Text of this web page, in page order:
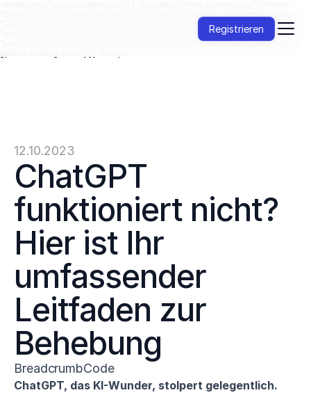
"BreadcrumbList", "itemListElement": [ { "@type": "ListItem", "position": 1, "name":
"ChatGPT ", "item": "https://jenni.ai/chat-gpt" }, { "@type": "ListItem", "position": 2,
"name": "Fehler", "item": "https://jenni.ai/chat-gpt/errors" }, { "@type": "ListItem",
"position": 3, "name": "Nicht-funktionierender Fehler", "item": "https://jenni.ai/chat-
12.10.2023
ChatGPT
funktioniert nicht?
Hier ist Ihr
umfassender
Leitfaden zur
Behebung
BreadcrumbCode
ChatGPT, das KI-Wunder, stolpert gelegentlich.
Registrieren